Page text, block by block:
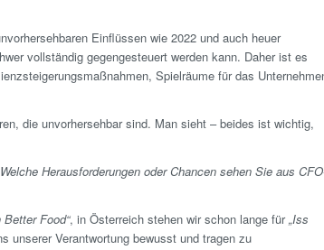
Einflüssen wie 2022 und auch heuer
vollständig gegenge­steuert werden kann. Daher ist es
Spielräume für das
die unvorhersehbar sind. Man sieht – beides ist wichtig,
Herausforderungen oder Chancen sehen Sie aus
Food“, in Österreich stehen wir schon lange für„Iss
unserer Verantwortung bewusst und tragen zu